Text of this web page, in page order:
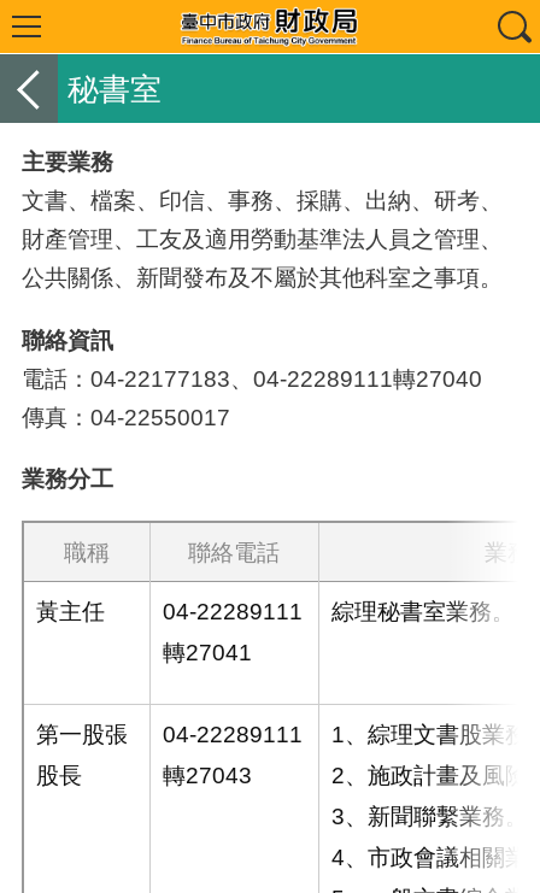
秘書室
主要業務
文書、檔案、印信、事務、採購、出納、研考、
財產管理、工友及適用勞動基準法人員之管理、
公共關係、新聞發布及不屬於其他科室之事項。
聯絡資訊
電話：04-22177183、04-22289111轉27040
傳真：04-22550017
業務分工
職稱 聯絡電話 業務
黃主任
04-22289111
轉27041
綜理秘書室業務。
第一股張
股長
04-22289111
轉27043
1、綜理文書股業務
2、施政計畫及風險
3、新聞聯繫業務。
4、市政會議相關業